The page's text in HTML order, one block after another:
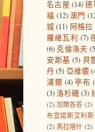
名古屋 (14) 德
福 (12) 澳門
城 (11) 阿格拉
羅維瓦利 (7)
(6) 克倫洛夫
安斯基 (5) 貝
丹 (5) 亞維儂
浦爾 (4) 亭布
(3)洛杉磯 (3)
(2) 加爾各答 (2)
布宜諾斯艾利斯
(2) 馬拉喀什 (2)